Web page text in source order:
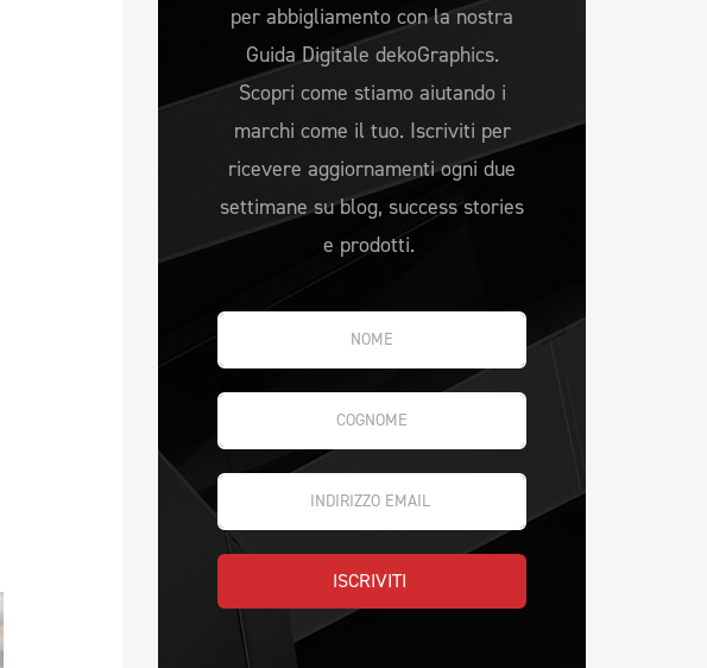
per abbigliamento con la nostra
Guida Digitale dekoGraphics.
Scopri come stiamo aiutando i
marchi come il tuo. Iscriviti per
ricevere aggiornamenti ogni due
settimane su blog, success stories
e prodotti.